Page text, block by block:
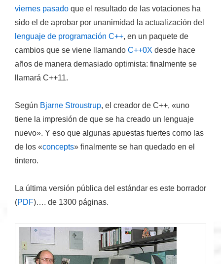
viernes pasado que el resultado de las votaciones ha
sido el de aprobar por unanimidad la actualización del
lenguaje de programación C++, en un paquete de
cambios que se viene llamando C++0X desde hace
años de manera demasiado optimista: finalmente se
llamará C++11.
Según Bjarne Stroustrup, el creador de C++, «uno
tiene la impresión de que se ha creado un lenguaje
nuevo». Y eso que algunas apuestas fuertes como las
de los «concepts» finalmente se han quedado en el
tintero.
La última versión pública del estándar es este borrador
(PDF)…. de 1300 páginas.